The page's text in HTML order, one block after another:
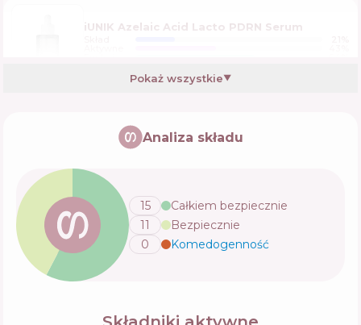
iUNIK Azelaic Acid Lacto PDRN Serum
Dr.Ceuracle Azelaic 10 & Madeca Ampoule
Aktywne
Needly Azelaic Acid 15 Glutathione Serum
Skład
Aktywne
Funkcje
VT Cosmetics Azelaic Acid Cica Exosome A1
Pokaż wszystkie▼
Analiza składu
15
Całkiem bezpiecznie
11
Bezpiecznie
0
Komedogenność